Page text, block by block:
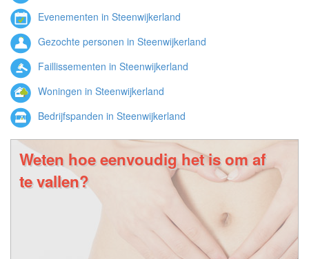
Evenementen in Steenwijkerland
Gezochte personen in Steenwijkerland
Faillissementen in Steenwijkerland
Woningen in Steenwijkerland
Bedrijfspanden in Steenwijkerland
Weten hoe eenvoudig het is om af
te vallen?